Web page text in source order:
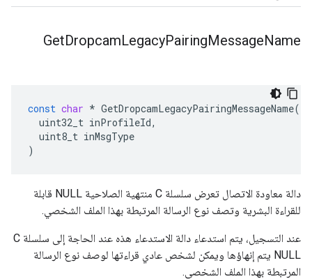
GetDropcamLegacyPairingMessageName
const char * GetDropcamLegacyPairingMessageName(
uint32_t inProfileId,
uint8_t inMsgType
)
دالة معاودة الاتصال تعرض سلسلة C منتهية الصلاحية NULL قابلة
للقراءة البشرية وتصف نوع الرسالة المرتبطة بهذا الملف الشخصي.
عند التسجيل، يتم استدعاء دالة الاستدعاء هذه عند الحاجة إلى سلسلة C
NULL يتم إنهاؤها ويمكن لشخص عادي قراءتها لوصف نوع الرسالة
المرتبطة بهذا الملف الشخصي.